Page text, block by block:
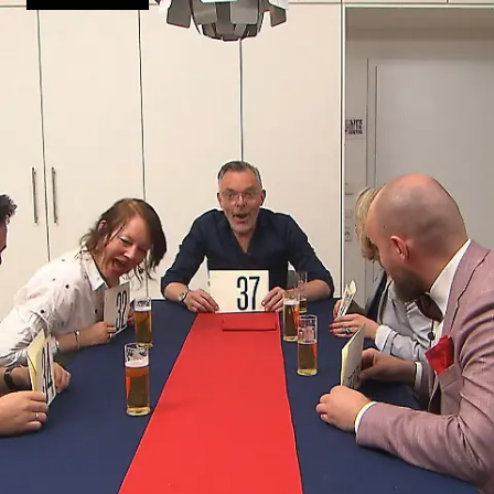
gekocht